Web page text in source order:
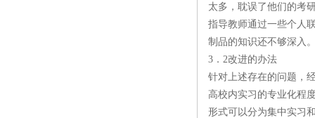
太多，耽误了他们的考
指导教师通过一些个人
制品的知识还不够深入
3．2改进的办法
针对上述存在的问题，
高校内实习的专业化程
形式可以分为集中实习